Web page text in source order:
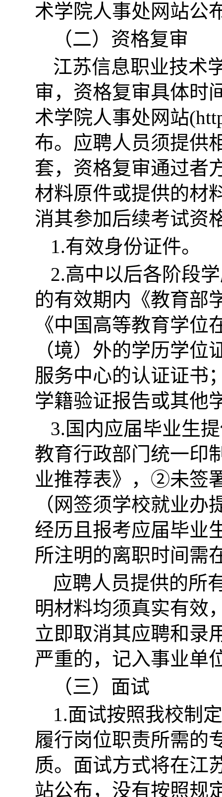
术学院人事处网站公
（二）资格复审
江苏信息职业技术
审，资格复审具体时
术学院人事处网站
布。应聘人员须提供
套，资格复审通过者
材料原件或提供的材
消其参加后续考试资
1.有效身份证件。
2.高中以后各阶段
的有效期内《教育部
《中国高等教育学
（境）外的学历学
服务中心的认证证书
学籍验证报告或其他
3.国内应届毕业生
教育行政部门统一印
业推荐表》，②未签
（网签须学校就业
经历且报考应届毕业
所注明的离职时间需
应聘人员提供的所
明材料均须真实有效
立即取消其应聘和录
严重的，记入事业单
（三）面试
1.面试按照我校制
履行岗位职责所需的
质。面试方式将在江
站公布，没有按照规